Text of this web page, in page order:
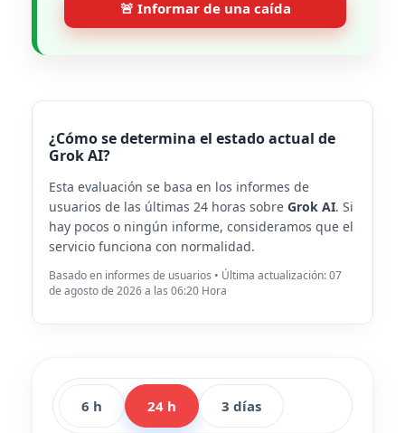
🚨 Informar de una caída
¿Cómo se determina el estado actual de
Grok AI?
Esta evaluación se basa en los informes de
usuarios de las últimas 24 horas sobre Grok AI. Si
hay pocos o ningún informe, consideramos que el
servicio funciona con normalidad.
Basado en informes de usuarios • Última actualización: 07
de agosto de 2026 a las 06:20 Hora
6 h 24 h 3 días